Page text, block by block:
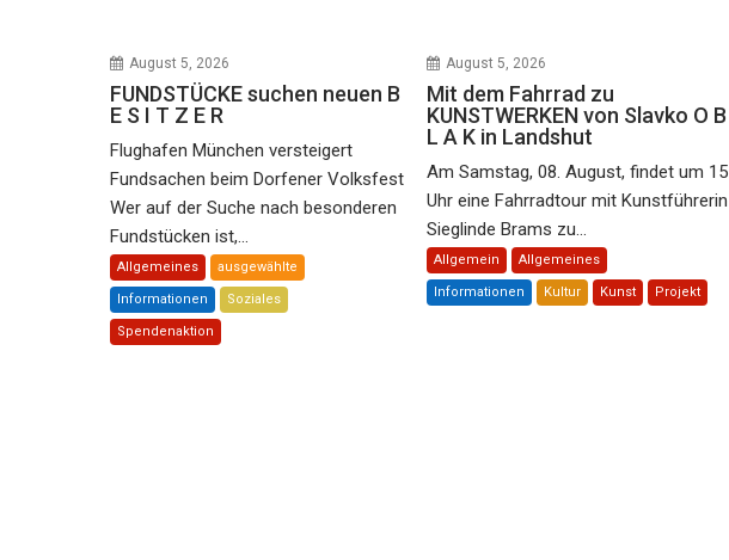
August 5, 2026
FUNDSTÜCKE suchen neuen B
E S I T Z E R
Flughafen München versteigert
Fundsachen beim Dorfener Volksfest
Wer auf der Suche nach besonderen
Fundstücken ist,...
Allgemeines ausgewählte
Informationen Soziales
Spendenaktion
August 5, 2026
Mit dem Fahrrad zu
KUNSTWERKEN von Slavko O B
L A K in Landshut
Am Samstag, 08. August, findet um 15
Uhr eine Fahrradtour mit Kunstführerin
Sieglinde Brams zu...
Allgemein Allgemeines
Informationen Kultur Kunst Projekt